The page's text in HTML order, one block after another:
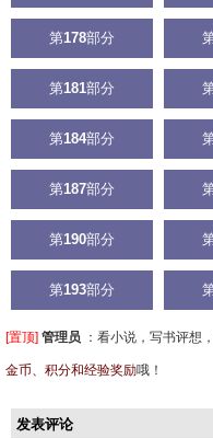
第178部分
第181部分
第184部分
第187部分
第190部分
第193部分
[置顶] 管理员 ： 看小说，写书评想
金币、积分和经验奖励哦！
发表评论